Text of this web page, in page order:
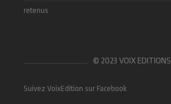
retenus
© 2023 VOIX EDITIONS
Suivez VoixEdition sur Facebook